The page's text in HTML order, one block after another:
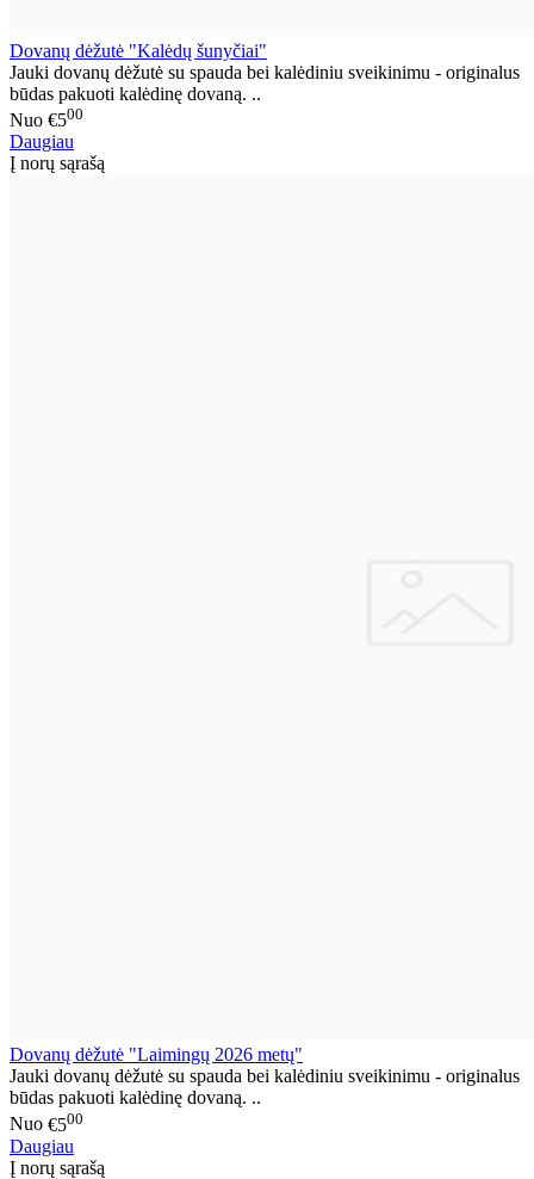
Dovanų dėžutė "Kalėdų šunyčiai"
Jauki dovanų dėžutė su spauda bei kalėdiniu sveikinimu - originalus
būdas pakuoti kalėdinę dovaną. ..
Nuo €500
Daugiau
Į norų sąrašą
Dovanų dėžutė "Laimingų 2026 metų"
Jauki dovanų dėžutė su spauda bei kalėdiniu sveikinimu - originalus
būdas pakuoti kalėdinę dovaną. ..
Nuo €500
Daugiau
Į norų sąrašą